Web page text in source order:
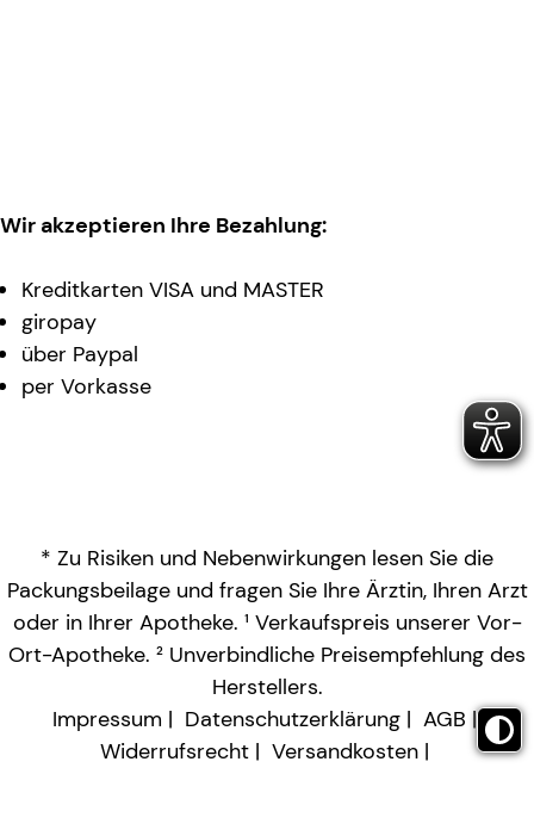
Wir akzeptieren Ihre Bezahlung:
Kreditkarten VISA und MASTER
giropay
über Paypal
per Vorkasse
* Zu Risiken und Nebenwirkungen lesen Sie die
Packungsbeilage und fragen Sie Ihre Ärztin, Ihren Arzt
oder in Ihrer Apotheke. ¹ Verkaufspreis unserer Vor-
Ort-Apotheke. ² Unverbindliche Preisempfehlung des
Herstellers.
Impressum
Datenschutzerklärung
AGB
Widerrufsrecht
Versandkosten